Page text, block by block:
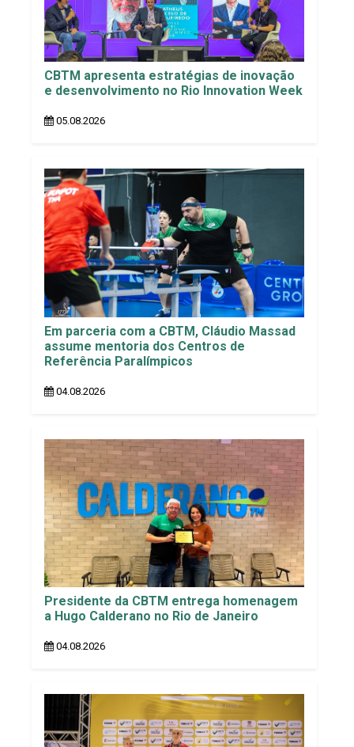
CBTM apresenta estratégias de inovação
e desenvolvimento no Rio Innovation Week
05.08.2026
Em parceria com a CBTM, Cláudio Massad
assume mentoria dos Centros de
Referência Paralímpicos
04.08.2026
Presidente da CBTM entrega homenagem
a Hugo Calderano no Rio de Janeiro
04.08.2026